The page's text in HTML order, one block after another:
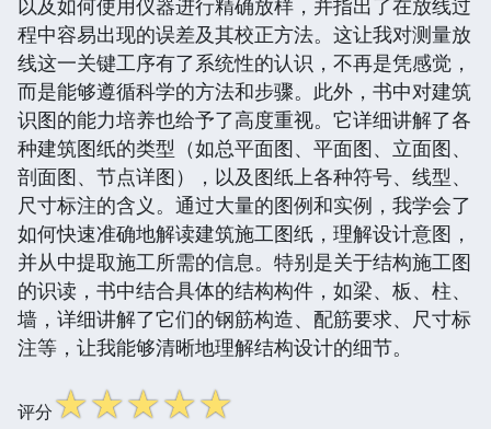
以及如何使用仪器进行精确放样，并指出了在放线过
程中容易出现的误差及其校正方法。这让我对测量放
线这一关键工序有了系统性的认识，不再是凭感觉，
而是能够遵循科学的方法和步骤。此外，书中对建筑
识图的能力培养也给予了高度重视。它详细讲解了各
种建筑图纸的类型（如总平面图、平面图、立面图、
剖面图、节点详图），以及图纸上各种符号、线型、
尺寸标注的含义。通过大量的图例和实例，我学会了
如何快速准确地解读建筑施工图纸，理解设计意图，
并从中提取施工所需的信息。特别是关于结构施工图
的识读，书中结合具体的结构构件，如梁、板、柱、
墙，详细讲解了它们的钢筋构造、配筋要求、尺寸标
注等，让我能够清晰地理解结构设计的细节。
评分☆☆☆☆☆